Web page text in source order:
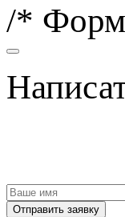
/*
Отправить заявку